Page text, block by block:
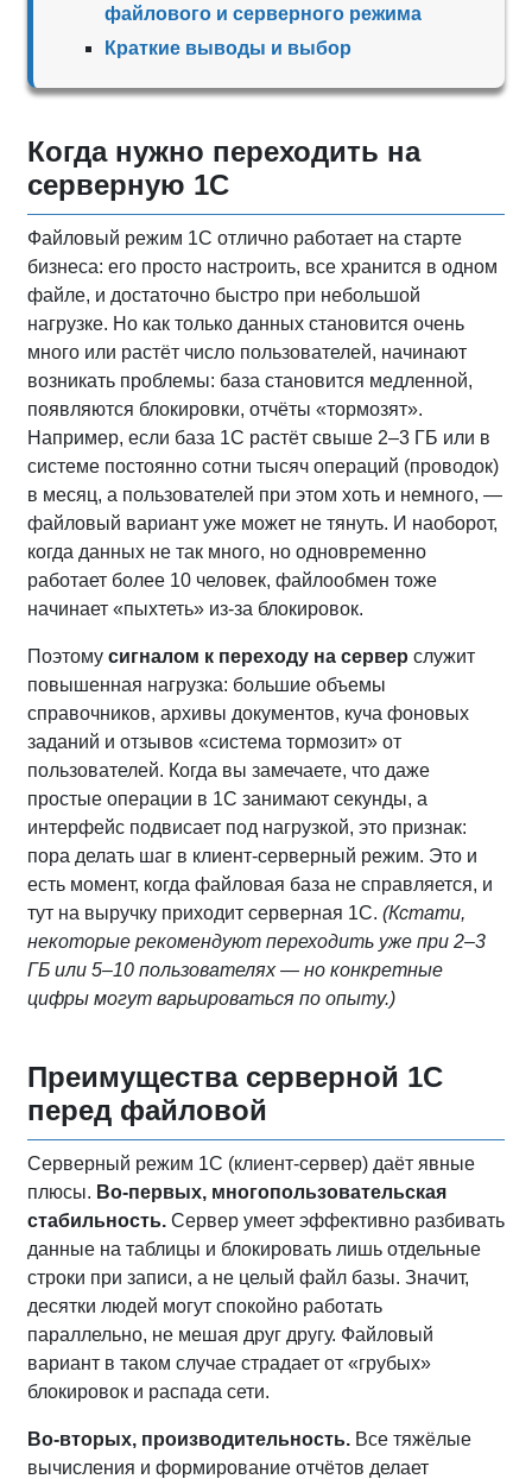
файлового и серверного режима
Краткие выводы и выбор
Когда нужно переходить на
серверную 1С
Файловый режим 1С отлично работает на старте
бизнеса: его просто настроить, все хранится в одном
файле, и достаточно быстро при небольшой
нагрузке. Но как только данных становится очень
много или растёт число пользователей, начинают
возникать проблемы: база становится медленной,
появляются блокировки, отчёты «тормозят».
Например, если база 1С растёт свыше 2–3 ГБ или в
системе постоянно сотни тысяч операций (проводок)
в месяц, а пользователей при этом хоть и немного, —
файловый вариант уже может не тянуть. И наоборот,
когда данных не так много, но одновременно
работает более 10 человек, файлообмен тоже
начинает «пыхтеть» из-за блокировок.
Поэтому сигналом к переходу на сервер служит
повышенная нагрузка: большие объемы
справочников, архивы документов, куча фоновых
заданий и отзывов «система тормозит» от
пользователей. Когда вы замечаете, что даже
простые операции в 1С занимают секунды, а
интерфейс подвисает под нагрузкой, это признак:
пора делать шаг в клиент‑серверный режим. Это и
есть момент, когда файловая база не справляется, и
тут на выручку приходит серверная 1С. (Кстати,
некоторые рекомендуют переходить уже при 2–3
ГБ или 5–10 пользователях — но конкретные
цифры могут варьироваться по опыту.)
Преимущества серверной 1С
перед файловой
Серверный режим 1С (клиент‑сервер) даёт явные
плюсы. Во-первых, многопользовательская
стабильность. Сервер умеет эффективно разбивать
данные на таблицы и блокировать лишь отдельные
строки при записи, а не целый файл базы. Значит,
десятки людей могут спокойно работать
параллельно, не мешая друг другу. Файловый
вариант в таком случае страдает от «грубых»
блокировок и распада сети.
Во-вторых, производительность. Все тяжёлые
вычисления и формирование отчётов делает